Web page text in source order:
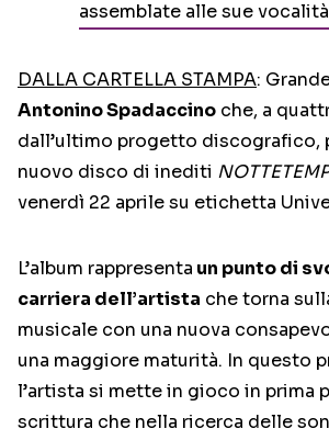
assemblate alle sue
DALLA CARTELLA STAMPA:
Antonino Spadaccino che, a
dall’ultimo progetto discografico,
nuovo disco di inediti
venerdì 22 aprile su etichetta
L’album rappresenta un punto di
carriera dell’artista che torna
musicale con una nuova
una maggiore maturità. In questo
l’artista si mette in gioco in prima
scrittura che nella ricerca delle